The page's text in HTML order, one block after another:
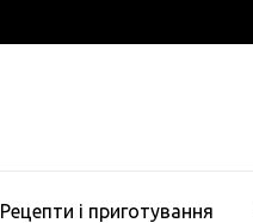
Рецепти і приготування